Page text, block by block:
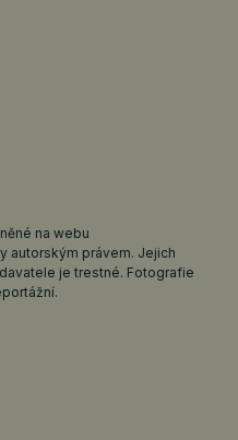
na webu
autorským právem. Jejich
je trestné. Fotografie